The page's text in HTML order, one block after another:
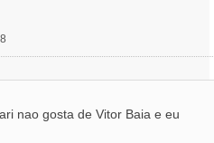
nao gosta de Vitor Baia e eu